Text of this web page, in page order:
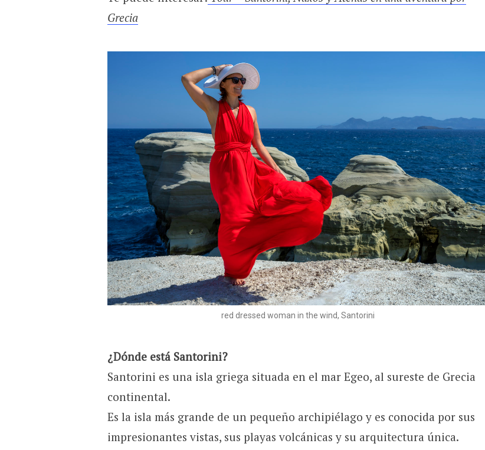
Grecia
red dressed woman in the wind, Santorini
¿Dónde está Santorini?
Santorini es una isla griega situada en el mar Egeo, al sureste de Grecia
continental.
Es la isla más grande de un pequeño archipiélago y es conocida por sus
impresionantes vistas, sus playas volcánicas y su arquitectura única.